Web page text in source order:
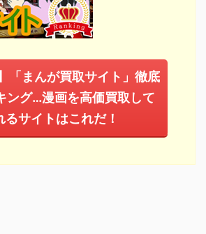
「まんが買取サイト」徹底
ング…漫画を高価買取して
るサイトはこれだ！